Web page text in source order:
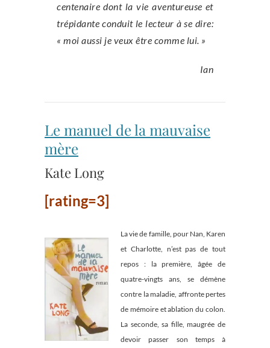
centenaire dont la vie aventureuse et
trépidante conduit le lecteur à se dire:
« moi aussi je veux être comme lui. »
Ian
Le manuel de la mauvaise
mère
Kate Long
[rating=3]
La vie de famille, pour Nan, Karen
et Charlotte, n’est pas de tout
repos : la première, âgée de
quatre-vingts ans, se démène
contre la maladie, affronte pertes
de mémoire et ablation du colon.
La seconde, sa fille, maugrée de
devoir passer son temps à